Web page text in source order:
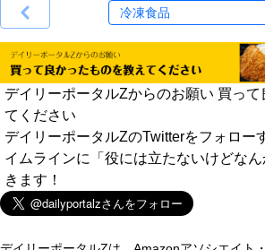
デイリーポータルZからのお願い 買って
てください
デイリーポータルZのTwitterをフォロー
イムラインに「役には立たないけどな
きます！